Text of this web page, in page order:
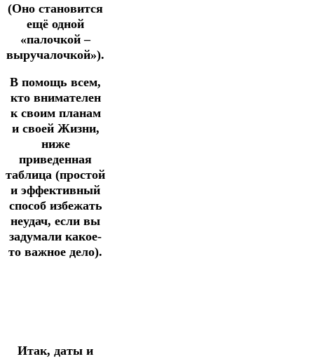
(Оно становится
ещё одной
«палочкой –
выручалочкой»).
В помощь всем,
кто внимателен
к своим планам
и своей Жизни,
ниже
приведенная
таблица (простой
и эффективный
способ избежать
неудач, если вы
задумали какое-
то важное дело).
Итак, даты и